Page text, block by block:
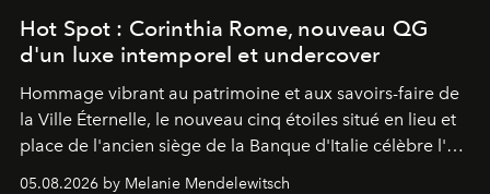
Hot Spot : Corinthia Rome, nouveau QG
d'un luxe intemporel et undercover
Hommage vibrant au patrimoine et aux savoirs-faire de
la Ville Éternelle, le nouveau cinq étoiles situé en lieu et
place de l'ancien siège de la Banque d'Italie célèbre l'art
05.08.2026 by Melanie Mendelewitsch